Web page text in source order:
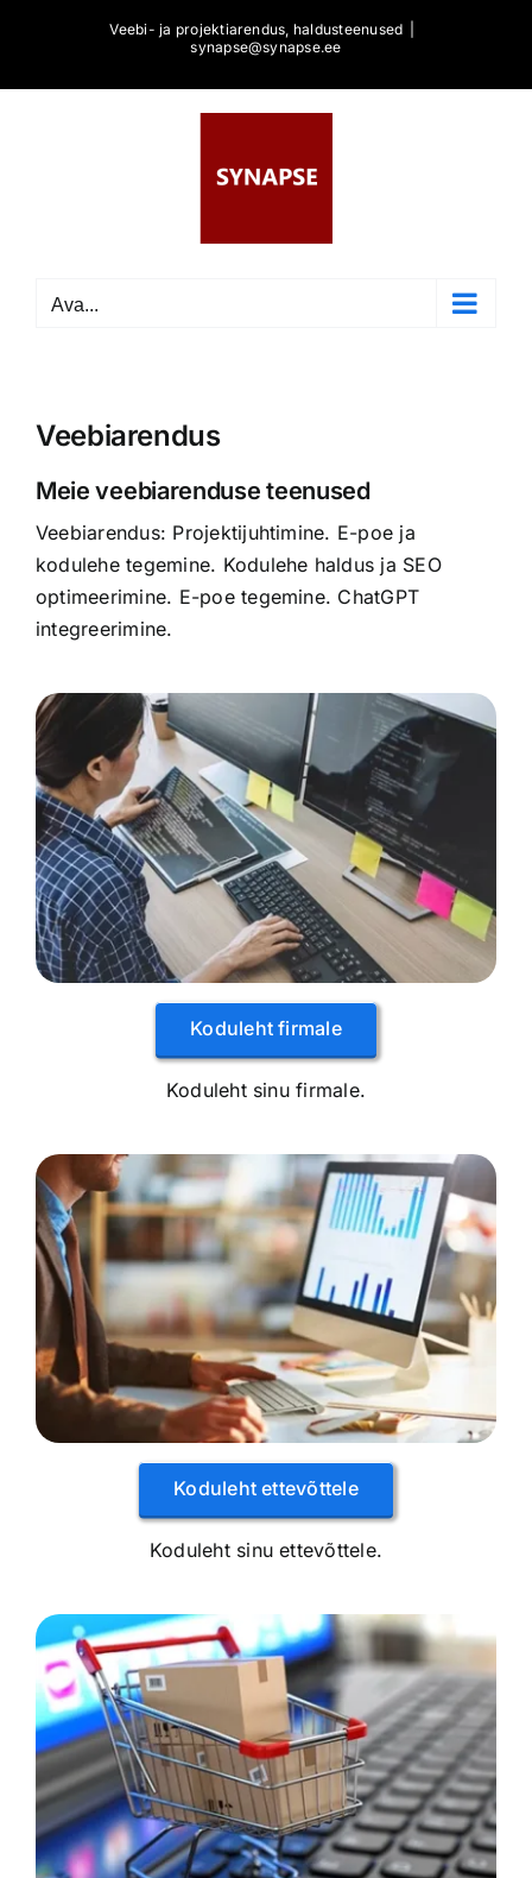
Veebi- ja projektiarendus, haldusteenused
synapse@synapse.ee
Ava...
Veebiarendus
Meie veebiarenduse teenused
Veebiarendus: Projektijuhtimine. E-poe ja
kodulehe tegemine. Kodulehe haldus ja SEO
optimeerimine. E-poe tegemine. ChatGPT
integreerimine.
Koduleht firmale
Koduleht sinu firmale.
Koduleht ettevõttele
Koduleht sinu ettevõttele.